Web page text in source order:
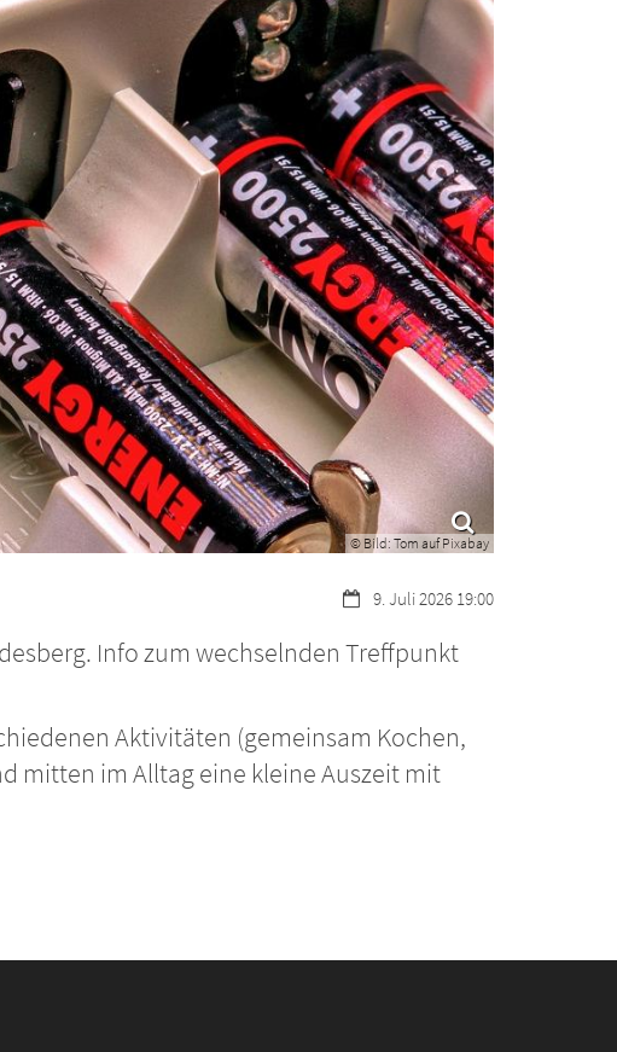
© Bild: Tom auf Pixabay
Datum:9. Juli 2026 19:00
Info zum wechselnden Treffpunkt
Aktivitäten (gemeinsam Kochen,
mitten im Alltag eine kleine Auszeit mit